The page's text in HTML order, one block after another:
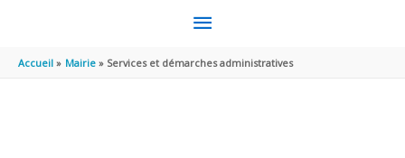
MENU
PRINCIPAL
Accueil Mairie Services et démarches administratives